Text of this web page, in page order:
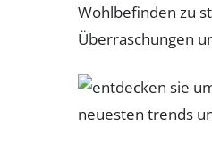
Wohlbefinden zu
Überraschungen